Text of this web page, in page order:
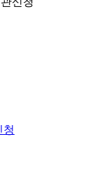
청